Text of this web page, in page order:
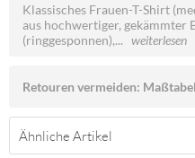
Klassisches Frauen-T-Shirt
aus hochwertiger, gekämmter
(ringgesponnen),... weiterlesen
Retouren vermeiden:
Ähnliche Artikel